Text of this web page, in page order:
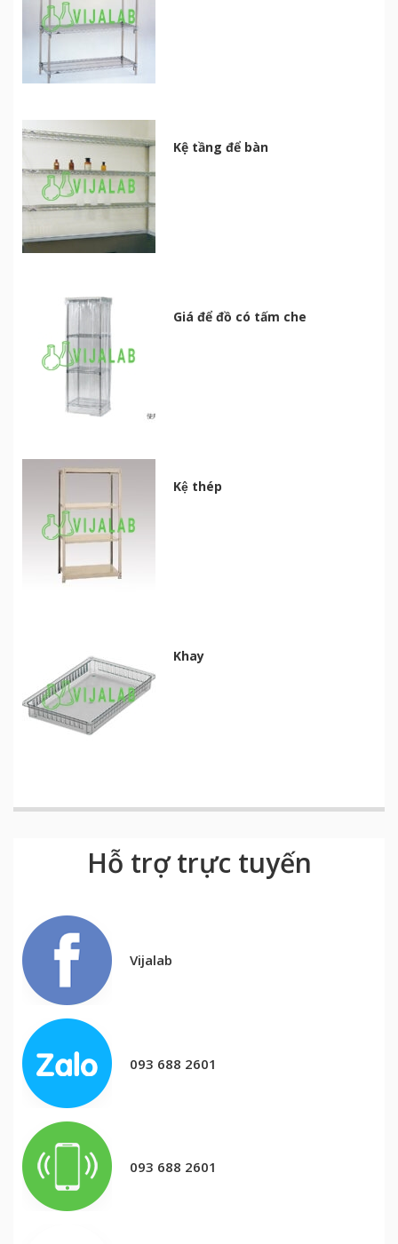
Kệ tầng để bàn
Giá để đồ có tấm che
Kệ thép
Khay
Hỗ trợ trực tuyến
Vijalab
093 688 2601
093 688 2601